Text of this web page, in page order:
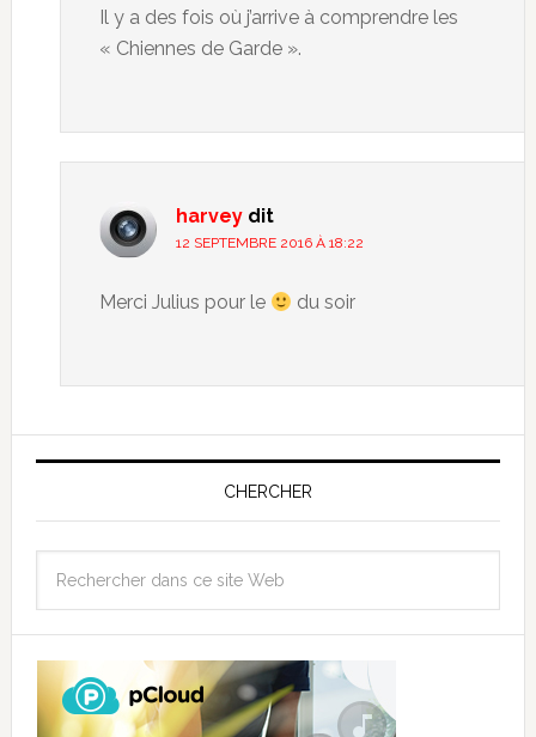
Il y a des fois où j’arrive à comprendre les
« Chiennes de Garde ».
harvey dit
12 SEPTEMBRE 2016 À 18:22
Merci Julius pour le du soir
CHERCHER